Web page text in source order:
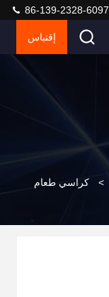
86-139-2328-6097
إقتباس
> كراسي طعام